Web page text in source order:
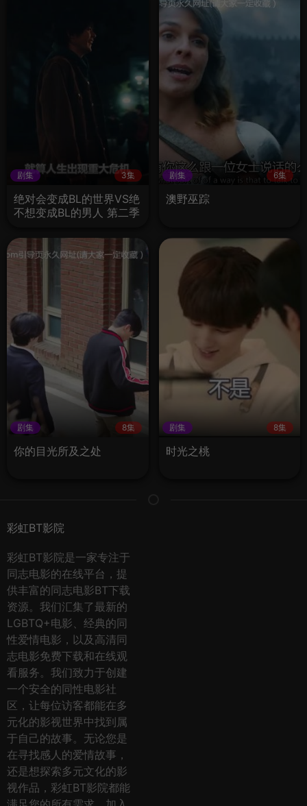
剧集 3集
绝对会变成BL的世界VS绝
不想变成BL的男人 第二季
剧集 6集
澳野巫踪
剧集 8集
你的目光所及之处
剧集 8集
时光之桃
彩虹BT影院
彩虹BT影院是一家专注于
同志电影的在线平台，提
供丰富的同志电影BT下载
资源。我们汇集了最新的
LGBTQ+电影、经典的同
性爱情电影，以及高清同
志电影免费下载和在线观
看服务。我们致力于创建
一个安全的同性电影社
区，让每位访客都能在多
元化的影视世界中找到属
于自己的故事。无论您是
在寻找感人的爱情故事，
还是想探索多元文化的影
视作品，彩虹BT影院都能